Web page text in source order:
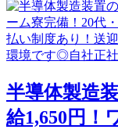
半導体製造
給1,650円！